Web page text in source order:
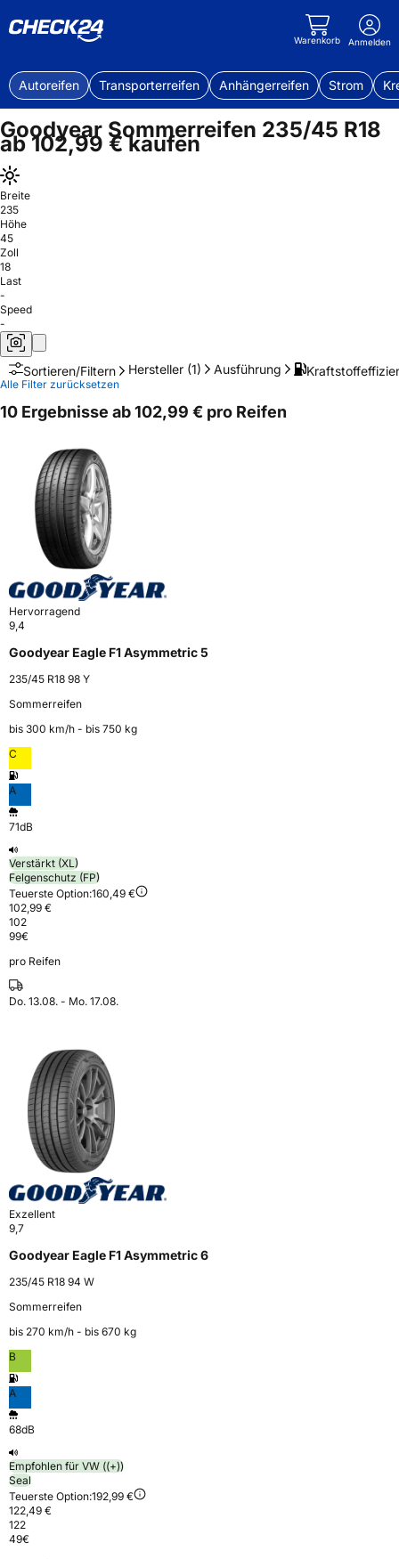
Warenkorb Anmelden
Autoreifen Transporterreifen Anhängerreifen Strom
Goodyear Sommerreifen 235/45 R18
ab 102,99 € kaufen
Breite
235
Höhe
45
Zoll
18
Last
-
Speed
-
Sortieren/Filtern Hersteller (1) Ausführung
Alle Filter zurücksetzen
10 Ergebnisse ab 102,99 € pro Reifen
Hervorragend
9,4
Goodyear Eagle F1 Asymmetric 5
235/45 R18 98 Y
Sommerreifen
bis 300 km⁠/⁠h - bis 750 kg
C
A
71dB
Verstärkt (XL)
Felgenschutz (FP)
Teuerste Option:160,49 €
102,99 €
102
99€
pro Reifen
Do. 13.08. - Mo. 17.08.
Exzellent
9,7
Goodyear Eagle F1 Asymmetric 6
235/45 R18 94 W
Sommerreifen
bis 270 km⁠/⁠h - bis 670 kg
B
A
68dB
Empfohlen für VW ((+))
Seal
Teuerste Option:192,99 €
122,49 €
122
49€